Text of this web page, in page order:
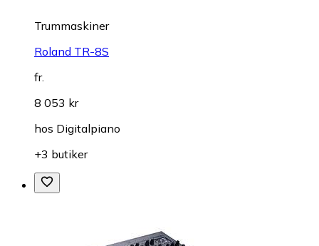
Trummaskiner
Roland TR-8S
fr.
8 053 kr
hos Digitalpiano
+3 butiker